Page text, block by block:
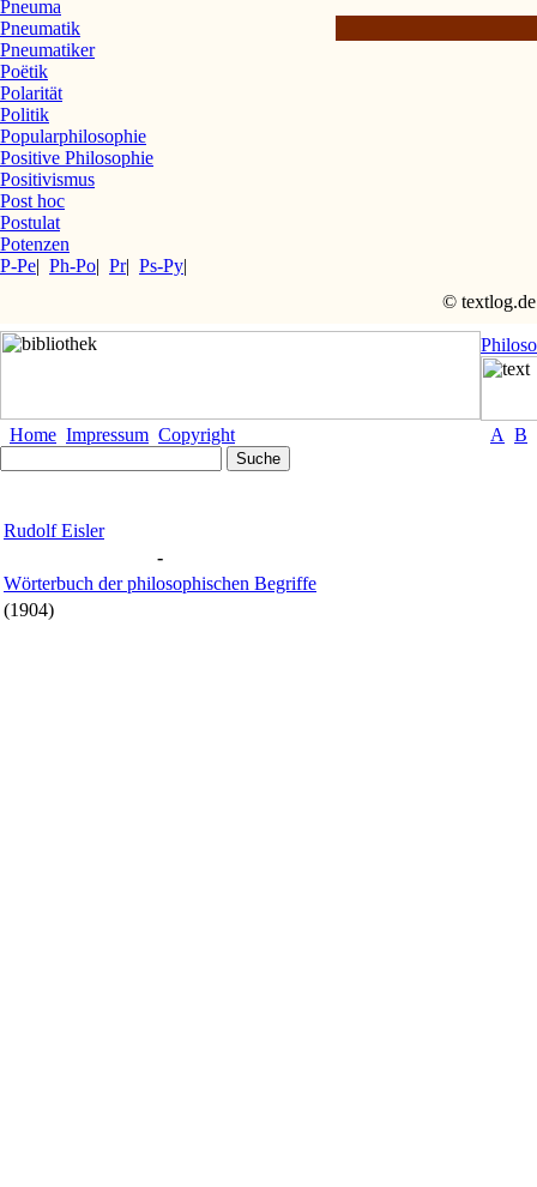
Pneuma
Pneumatik
Pneumatiker
Poëtik
Polarität
Politik
Popularphilosophie
Positive Philosophie
Positivismus
Post hoc
Postulat
Potenzen
P-Pe| Ph-Po| Pr| Ps-Py|
© textlog.de
Home Impressum Copyright A B
Rudolf Eisler
-
Wörterbuch der philosophischen Begriffe
(1904)